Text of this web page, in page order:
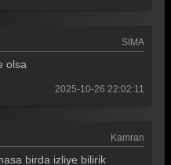
SIMA
olsa
2025-10-26 22:02:11
Kamran
birda izliye bilirik